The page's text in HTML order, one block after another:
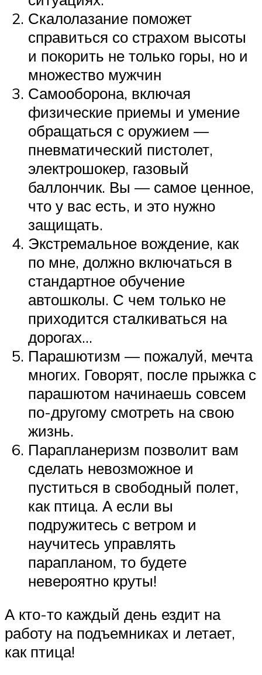
Скалолазание поможет
справиться со страхом высоты
и покорить не только горы, но и
множество мужчин
Самооборона, включая
физические приемы и умение
обращаться с оружием —
пневматический пистолет,
электрошокер, газовый
баллончик. Вы — самое ценное,
что у вас есть, и это нужно
защищать.
Экстремальное вождение, как
по мне, должно включаться в
стандартное обучение
автошколы. С чем только не
приходится сталкиваться на
дорогах…
Парашютизм — пожалуй, мечта
многих. Говорят, после прыжка с
парашютом начинаешь совсем
по-другому смотреть на свою
жизнь.
Парапланеризм позволит вам
сделать невозможное и
пуститься в свободный полет,
как птица. А если вы
подружитесь с ветром и
научитесь управлять
парапланом, то будете
невероятно круты!
А кто-то каждый день ездит на
работу на подъемниках и летает,
как птица!